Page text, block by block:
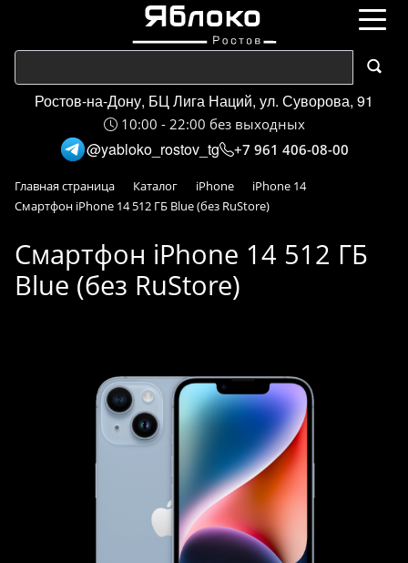
Ростов-на-Дону, БЦ Лига Наций, ул. Суворова, 91
10:00 - 22:00 без выходных
@yabloko_rostov_tg +7 961 406-08-00
Главная страница Каталог iPhone
iPhone 14
Смартфон iPhone 14 512 ГБ Blue (без RuStore)
Смартфон iPhone 14 512 ГБ
Blue (без RuStore)